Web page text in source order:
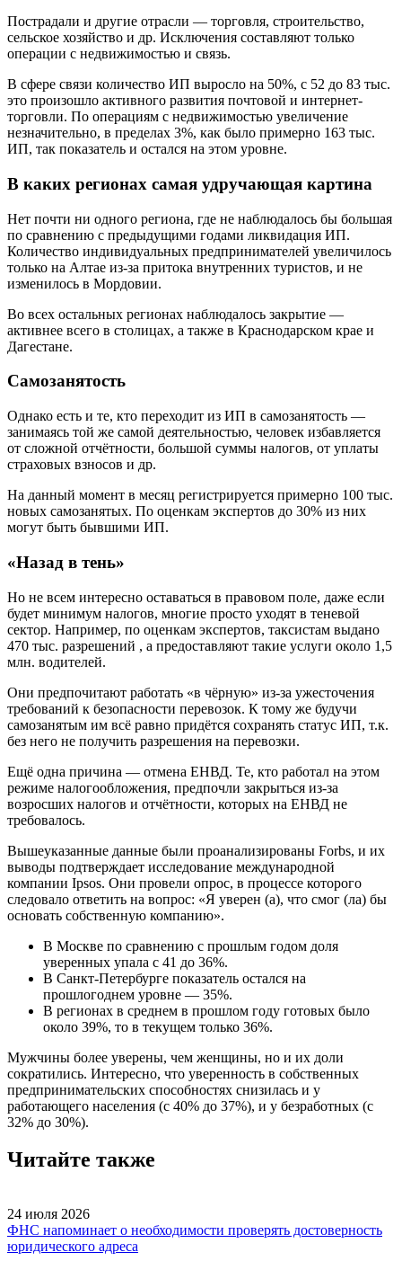
Пострадали и другие отрасли — торговля, строительство,
сельское хозяйство и др. Исключения составляют только
операции с недвижимостью и связь.
В сфере связи количество ИП выросло на 50%, с 52 до 83 тыс.
это произошло активного развития почтовой и интернет-
торговли. По операциям с недвижимостью увеличение
незначительно, в пределах 3%, как было примерно 163 тыс.
ИП, так показатель и остался на этом уровне.
В каких регионах самая удручающая картина
Нет почти ни одного региона, где не наблюдалось бы большая
по сравнению с предыдущими годами ликвидация ИП.
Количество индивидуальных предпринимателей увеличилось
только на Алтае из-за притока внутренних туристов, и не
изменилось в Мордовии.
Во всех остальных регионах наблюдалось закрытие —
активнее всего в столицах, а также в Краснодарском крае и
Дагестане.
Самозанятость
Однако есть и те, кто переходит из ИП в самозанятость —
занимаясь той же самой деятельностью, человек избавляется
от сложной отчётности, большой суммы налогов, от уплаты
страховых взносов и др.
На данный момент в месяц регистрируется примерно 100 тыс.
новых самозанятых. По оценкам экспертов до 30% из них
могут быть бывшими ИП.
«Назад в тень»
Но не всем интересно оставаться в правовом поле, даже если
будет минимум налогов, многие просто уходят в теневой
сектор. Например, по оценкам экспертов, таксистам выдано
470 тыс. разрешений , а предоставляют такие услуги около 1,5
млн. водителей.
Они предпочитают работать «в чёрную» из-за ужесточения
требований к безопасности перевозок. К тому же будучи
самозанятым им всё равно придётся сохранять статус ИП, т.к.
без него не получить разрешения на перевозки.
Ещё одна причина — отмена ЕНВД. Те, кто работал на этом
режиме налогообложения, предпочли закрыться из-за
возросших налогов и отчётности, которых на ЕНВД не
требовалось.
Вышеуказанные данные были проанализированы Forbs, и их
выводы подтверждает исследование международной
компании Ipsos. Они провели опрос, в процессе которого
следовало ответить на вопрос: «Я уверен (а), что смог (ла) бы
основать собственную компанию».
В Москве по сравнению с прошлым годом доля
уверенных упала с 41 до 36%.
В Санкт-Петербурге показатель остался на
прошлогоднем уровне — 35%.
В регионах в среднем в прошлом году готовых было
около 39%, то в текущем только 36%.
Мужчины более уверены, чем женщины, но и их доли
сократились. Интересно, что уверенность в собственных
предпринимательских способностях снизилась и у
работающего населения (с 40% до 37%), и у безработных (с
32% до 30%).
Читайте также
24 июля 2026
ФНС напоминает о необходимости проверять достоверность
юридического адреса